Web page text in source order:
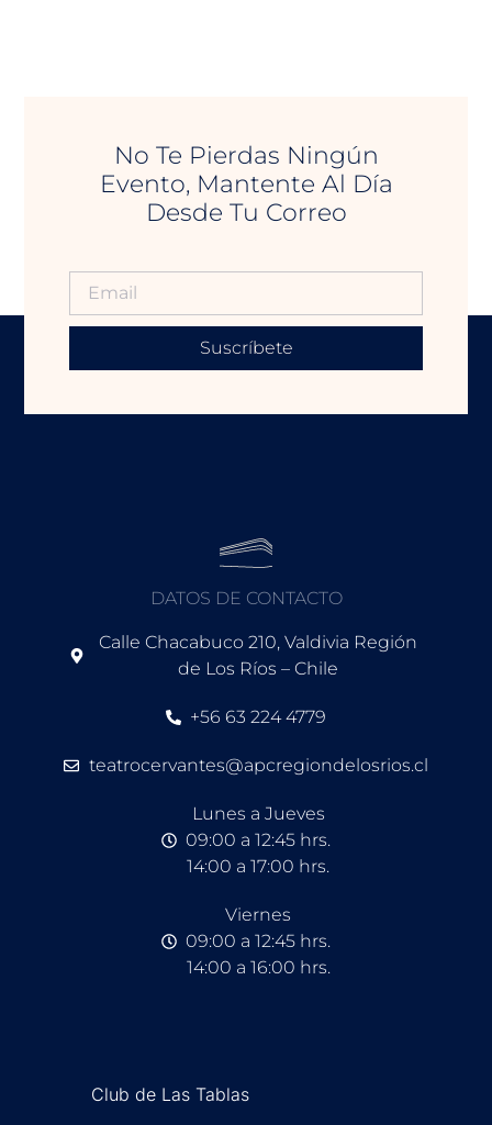
No Te Pierdas Ningún
Evento, Mantente Al Día
Desde Tu Correo
Suscríbete
DATOS DE CONTACTO
Calle Chacabuco 210, Valdivia Región
de Los Ríos – Chile
+56 63 224 4779
teatrocervantes@apcregiondelosrios.cl
Lunes a Jueves
09:00 a 12:45 hrs.
14:00 a 17:00 hrs.
Viernes
09:00 a 12:45 hrs.
14:00 a 16:00 hrs.
Club de Las Tablas